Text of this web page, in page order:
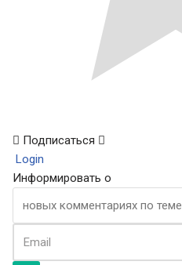
Подписаться
Login
Информировать о